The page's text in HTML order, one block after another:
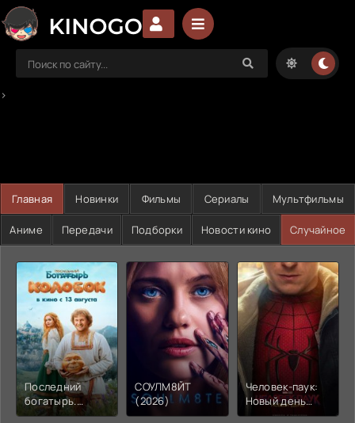
>
Главная Новинки Фильмы Сериалы Мультфильмы
Аниме Передачи Подборки Новости кино Случайное
Последний
богатырь.
Колобок (2026)
СОУЛМ8ЙТ
(2026)
Человек-паук:
Новый день
(2026)